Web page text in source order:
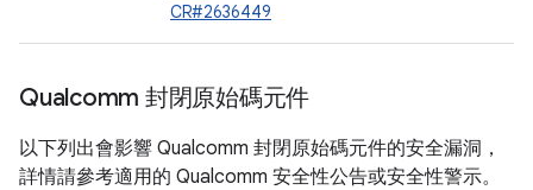
CR#2636449
Qualcomm 封閉原始碼元件
以下列出會影響 Qualcomm 封閉原始碼元件的安全漏洞，
詳情請參考適用的 Qualcomm 安全性公告或安全性警示。